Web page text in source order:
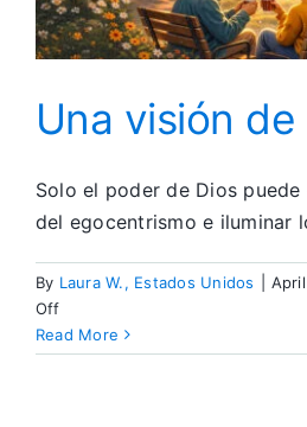
Una visión
Solo el poder de Dios puede
del egocentrismo e iluminar
By Laura W., Estados Unidos
Offon
Una
visión
Read More